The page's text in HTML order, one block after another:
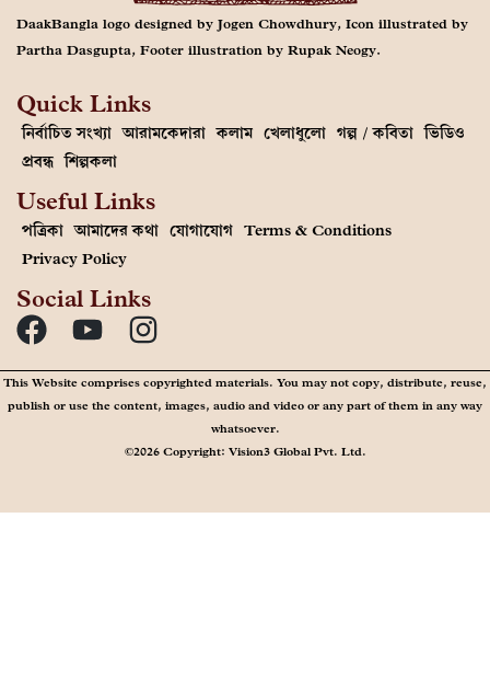
DaakBangla logo designed by Jogen Chowdhury, Icon illustrated by
Partha Dasgupta, Footer illustration by Rupak Neogy.
Quick Links
নির্বাচিত সংখ্যা আরামকেদারা কলাম খেলাধুলো গল্প / কবিতা ভিডিও
প্রবন্ধ শিল্পকলা
Useful Links
পত্রিকা আমাদের কথা যোগাযোগ Terms & Conditions
Privacy Policy
Social Links
This Website comprises copyrighted materials. You may not copy, distribute, reuse,
publish or use the content, images, audio and video or any part of them in any way
whatsoever.
©2026 Copyright: Vision3 Global Pvt. Ltd.